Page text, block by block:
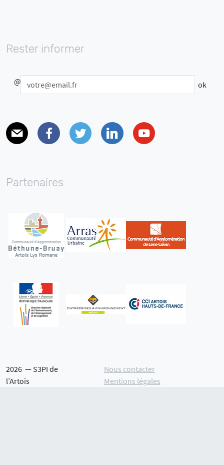
Rester informer
@
Partenaires
2026 — S3PI de
l’Artois
Nous contacter
Mentions légales